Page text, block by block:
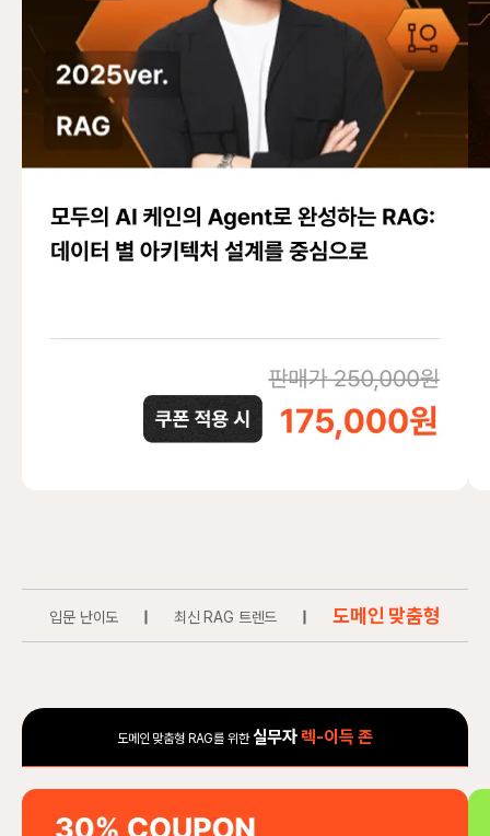
입문 난이도 최신 RAG 트렌드 도메인 맞춤형
도메인 맞춤형 RAG를 위한실무자 렉-이득 존